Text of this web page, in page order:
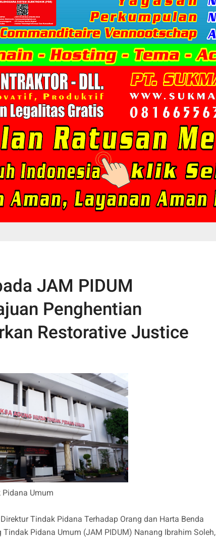
JAM PIDUM
Penghentian
Restorative Justice
Umum
Tindak Pidana Terhadap Orang dan Harta Benda
Pidana Umum (JAM PIDUM) Nanang Ibrahim Soleh,